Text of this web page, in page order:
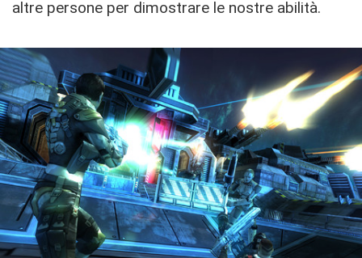
altre persone per dimostrare le nostre abilità.